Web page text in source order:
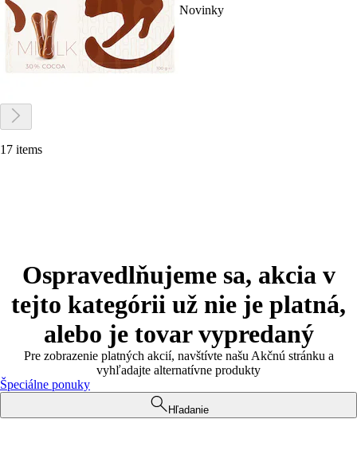
Novinky
17 items
Ospravedlňujeme sa, akcia v
tejto kategórii už nie je platná,
alebo je tovar vypredaný
Pre zobrazenie platných akcií, navštívte našu Akčnú stránku a
vyhľadajte alternatívne produkty
Špeciálne ponuky
Hľadanie